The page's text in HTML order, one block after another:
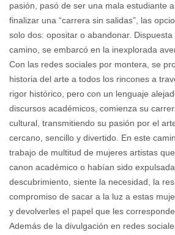
pasión, pasó de ser una mala estudiante
finalizar una “carrera sin salidas”, las
solo dos: opositar o abandonar.
camino, se embarcó en la inexplorada
Con las redes sociales por montera, se
historia del arte a todos los rincones a
rigor histórico, pero con un lenguaje
discursos académicos, comienza su
cultural, transmitiendo su pasión por el
cercano, sencillo y divertido. En este
trabajo de multitud de mujeres artistas
canon académico o habían sido
descubrimiento, siente la necesidad, la
compromiso de sacar a la luz a estas
y devolverles el papel que les
Además de la divulgación en redes